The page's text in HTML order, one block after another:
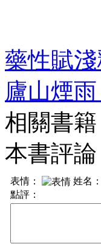
藥性賦
廬山煙
相關書籍
本書評論
表情： 姓名：
點評：